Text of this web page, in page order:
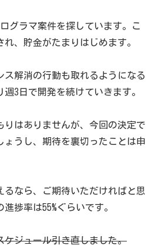
グラマ案件を探しています。こ
、貯金がたまりはじめます。
ス解消の行動も取れるようになる
3日で開発を続けていきます。
りはありませんが、今回の決定で
ょうし、期待を裏切ったことは申
るなら、ご期待いただければと思
捗率は55%ぐらいです。
ケジュール引き直しました。